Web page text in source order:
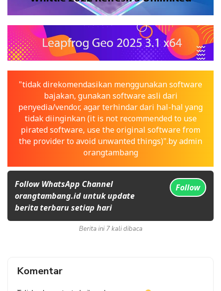
"tidak direkomendasikan menggunakan software
bajakan, gunakan software asli dari
penyedia/vendor, agar terhindar dari hal-hal yang
tidak diinginkan (it is not recommended to use
pirated software, use the original software from
the provider to avoid unwanted things)".by admin
orangtambang
Follow WhatsApp Channel
orangtambang.id untuk update
berita terbaru setiap hari
Follow
Berita ini 7 kali dibaca
Komentar